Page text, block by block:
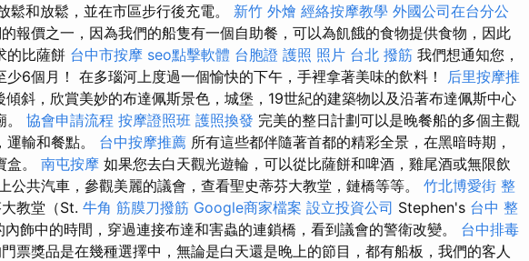
鬆和放鬆，並在市區步行後充電。 新竹 外燴 經絡按摩教學 外國公司在台分公
報價之一，因為我們的船隻有一個自助餐，可以為飢餓的食物提供食物，因此
的比薩餅 台中市按摩 seo點擊軟體 台胞證 護照 照片 台北 撥筋 我們想通知您，
6個月！ 在多瑙河上度過一個愉快的下午，手裡拿著美味的飲料！ 后里按摩推
傾斜，欣賞美妙的布達佩斯景色，城堡，19世紀的建築物以及沿著布達佩斯中心
。 協會申請流程 按摩證照班 護照換發 完美的整日計劃可以是晚餐船的多個主觀
輸和餐點。 台中按摩推薦 所有這些都伴隨著首都的精彩全景，在黑暗時期，
盒。 南屯按摩 如果您去白天觀光遊輪，可以從比薩餅和啤酒，雞尾酒或無限飲
公共汽車，參觀美麗的議會，查看聖史蒂芬大教堂，鏈橋等等。 竹北博愛街 整
教堂（St. 牛角 筋膜刀撥筋 Google商家檔案 設立投資公司 Stephen's 台中 整
飾中的時間，穿過連接布達和害蟲的連鎖橋，看到議會的警衛改變。 台中排毒
票獎品是在幾種選擇中，無論是白天還是晚上的節目，都有船板，我們的客人